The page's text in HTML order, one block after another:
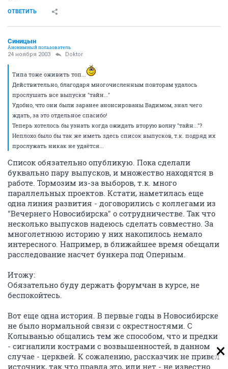
ОТВЕТИТЬ
Синицын
Анонимный пользователь
24 ноября 2003 Doktor
Типа тоже оживить топ...
Действительно, благодаря многочисленным повторам удалось
прослушать все выпуски "тайн..."
Удобно, что они были заранее анонсированы Вадимом, знал чего
ждать, за это отдельное спасибо!
Теперь хотелось бы узнать когда ожидать вторую волну "тайн..."?
Неплохо было бы так же иметь здесь список выпусков, т.к. подряд их
прослужать никак не удаётся...
Список обязательно опубликую. Пока сделали
буквально пару выпусков, и множество находятся в
работе. Тормозим из-за выборов, т.к. много
параллельных проектов. Кстати, наметилась еще
одна линия развития - договорились с коллегами из
"Вечернего Новосибирска" о сотрудничестве. Так что
несколько выпусков надеюсь сделать совместно. За
многолетнюю историю у них накопилось немало
интересного. Например, в ближайшее время обещали
расследование насчет бункера под Оперным.
Итожу:
Обязательно буду держать форумчан в курсе, не
беспокойтесь.
Вот еще одна история. В первые годы в Новосибирске
не было нормальной связи с окрестностями. С
Колыванью общались тем же способом, что и предки
- сигналили кострами с возвышенностей, в данном
случае - церквей. К сожалению, рассказчик не привел
источник, так что правда это, или нет - не известно.